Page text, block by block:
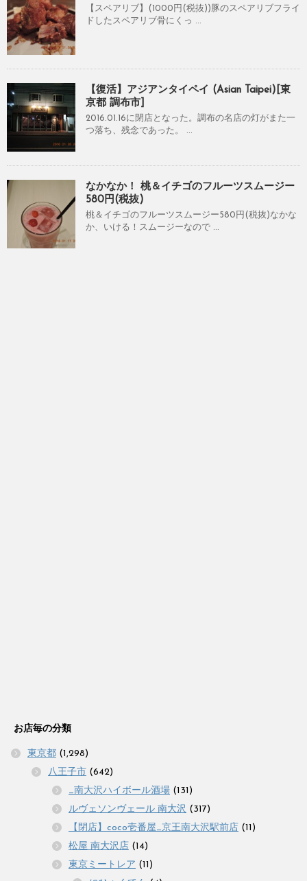
【スペアリブ】(1000円(税抜))豚のスペアリブフライ
ドしたスペアリブ骨にくっ ...
【復活】アジアンタイペイ (Asian Taipei)[東
京都 調布市]
2016.01.16に閉店となった。調布の名店の灯がまた一
つ落ち、残念であった。 ...
なかなか！ 桃＆イチゴのフルーツスムージー
580円(税抜)
桃＆イチゴのフルーツスムージー580円(税抜)なかな
か、いける！スムージーなので ...
お店毎の分類
東京都 (1,298)
八王子市 (642)
_南大沢ハイボール酒場 (131)
ルヴェソンヴェール 南大沢 (317)
【閉店】coco壱番屋_京王南大沢駅前店 (11)
松屋 南大沢店 (14)
東京ミートレア (11)